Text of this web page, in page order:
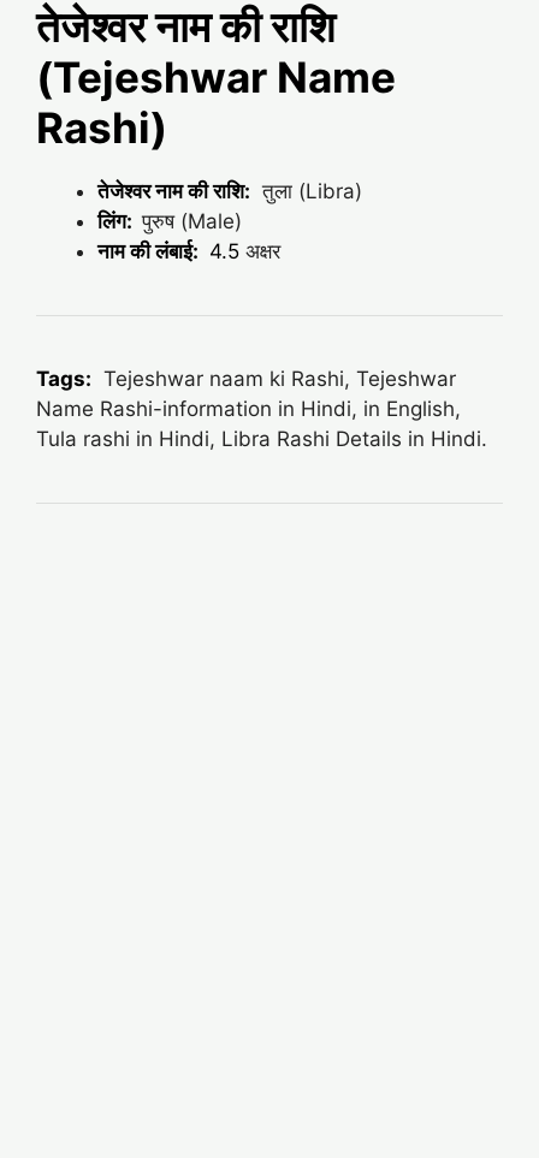
तेजेश्वर नाम की राशि
(Tejeshwar Name
Rashi)
तेजेश्वर नाम की राशि: तुला (Libra)
लिंग: पुरुष (Male)
नाम की लंबाई: 4.5 अक्षर
Tags: Tejeshwar naam ki Rashi, Tejeshwar
Name Rashi-information in Hindi, in English,
Tula rashi in Hindi, Libra Rashi Details in Hindi.